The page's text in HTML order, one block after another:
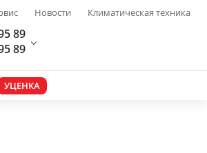
Новости Климатическая техника
89
89
УЦЕНКА